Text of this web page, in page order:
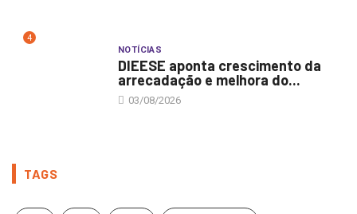
4
NOTÍCIAS
DIEESE aponta crescimento da
arrecadação e melhora do...
03/08/2026
TAGS